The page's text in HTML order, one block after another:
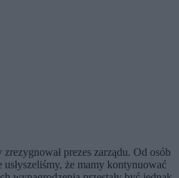
prezes zarządu. Od osób
że mamy kontynuować